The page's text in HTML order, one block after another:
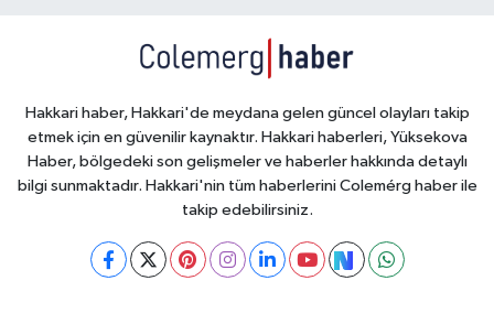
Hakkari haber, Hakkari'de meydana gelen güncel olayları takip
etmek için en güvenilir kaynaktır. Hakkari haberleri, Yüksekova
Haber, bölgedeki son gelişmeler ve haberler hakkında detaylı
bilgi sunmaktadır. Hakkari'nin tüm haberlerini Colemérg haber ile
takip edebilirsiniz.